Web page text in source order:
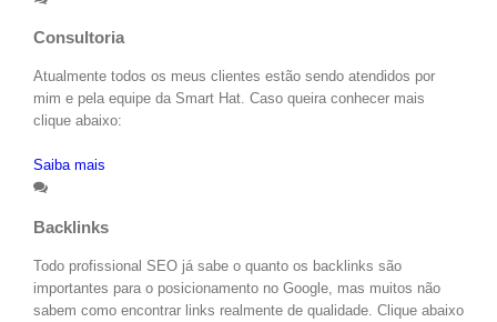
Search
Consultoria
Atualmente todos os meus clientes estão sendo atendidos por
mim e pela equipe da Smart Hat. Caso queira conhecer mais
clique abaixo:
Saiba mais
Backlinks
Todo profissional SEO já sabe o quanto os backlinks são
importantes para o posicionamento no Google, mas muitos não
sabem como encontrar links realmente de qualidade. Clique abaixo